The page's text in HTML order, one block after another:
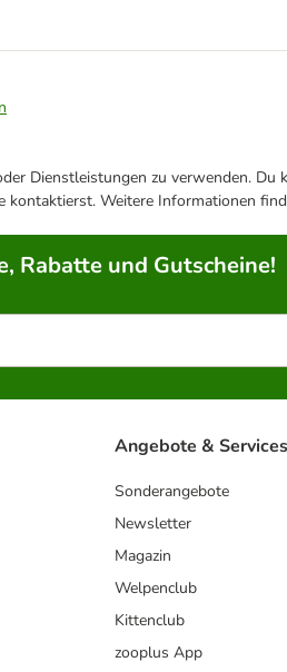
Dienstleistungen zu verwenden. Du
kontaktierst. Weitere Informationen
Rabatte und Gutscheine!
Angebote & Services
Sonderangebote
Newsletter
Magazin
Welpenclub
Kittenclub
zooplus App